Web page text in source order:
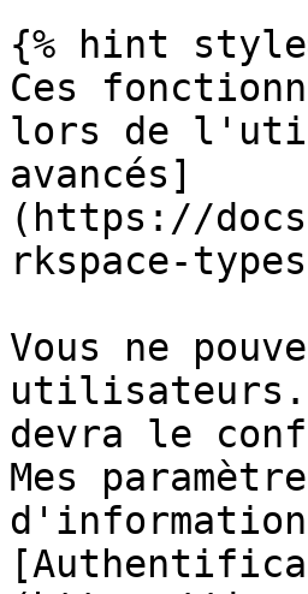
{% hint
Ces
lors de
avancés]
(https://
rkspace-
Vous ne
utilisateurs.
devra le
Mes